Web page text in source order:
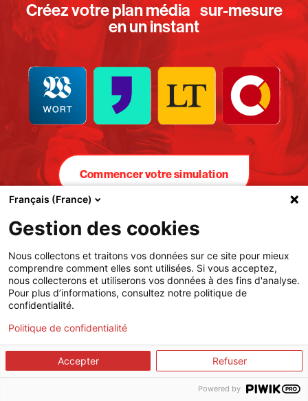
Créez votre plan média sur-mesure
en un instant
Commencer votre simulation
Français (France)
Gestion des cookies
Nous collectons et traitons vos données sur ce site pour mieux
comprendre comment elles sont utilisées. Si vous acceptez,
nous collecterons et utiliserons vos données à des fins d'analyse.
Pour plus d’informations, consultez notre politique de
confidentialité.
Politique de confidentialité
Accepter Refuser
Powered by